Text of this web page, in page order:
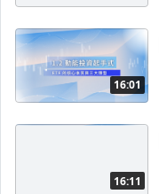
16:01
16:11